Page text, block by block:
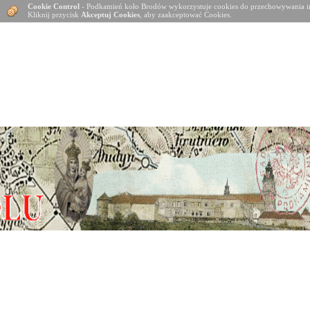
Cookie Control - Podkamień koło Brodów wykorzystuje cookies do
Kliknij przycisk Akceptuj Cookies , aby zaakceptować Cookies.